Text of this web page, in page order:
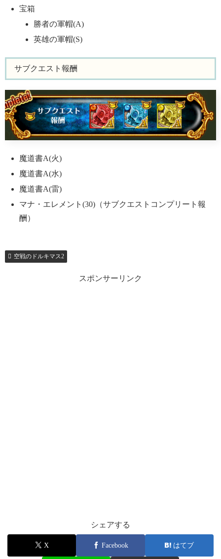
宝箱
勝者の軍帽(A)
英雄の軍帽(S)
サブクエスト報酬
魔道書A(火)
魔道書A(水)
魔道書A(雷)
マナ・エレメント(30)（サブクエストコンプリート報
酬）
空戦のドルキマス2
スポンサーリンク
シェアする
X Facebook はてブ